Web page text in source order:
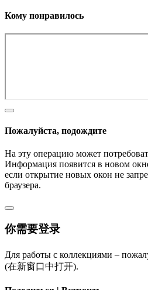
Кому понравилось
Пожалуйста, подождите
На эту операцию может
Информация появится в новом
если открытие новых окон не
браузера.
你需要登录
Для работы с коллекциями –
(在新窗口中打开).